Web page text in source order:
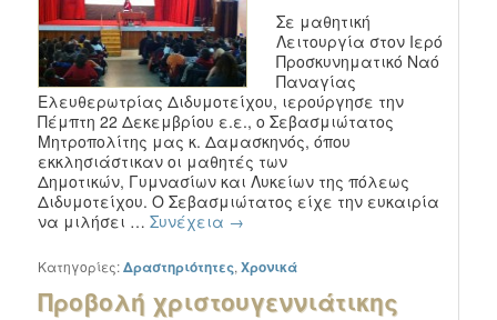
Σε μαθητική
Λειτουργία στον Ιερό
Προσκυνηματικό Ναό
Παναγίας
Ελευθερωτρίας Διδυμοτείχου, ιερούργησε την
Πέμπτη 22 Δεκεμβρίου ε.ε., ο Σεβασμιώτατος
Μητροπολίτης μας κ. Δαμασκηνός, όπου
εκκλησιάστικαν οι μαθητές των
Δημοτικών, Γυμνασίων και Λυκείων της πόλεως
Διδυμοτείχου. Ο Σεβασμιώτατος είχε την ευκαιρία
να μιλήσει …Συνέχεια →
Κατηγορίες:Δραστηριότητες,Χρονικά
Προβολή χριστουγεννιάτικης